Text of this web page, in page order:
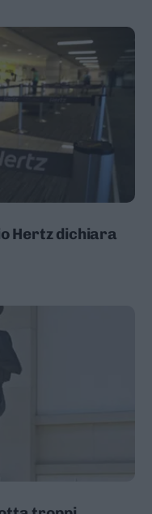
Hertz dichiara